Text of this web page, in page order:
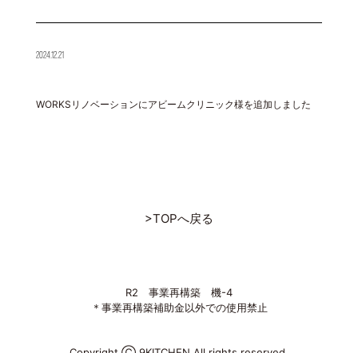
2024.12.21
WORKSリノベーションにアビームクリニック様を追加しました
>TOPへ戻る
R2 事業再構築 機-4
＊事業再構築補助金以外での使用禁止